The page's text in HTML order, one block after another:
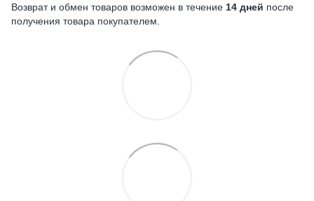
Возврат и обмен товаров возможен в течение 14 дней после
получения товара покупателем.